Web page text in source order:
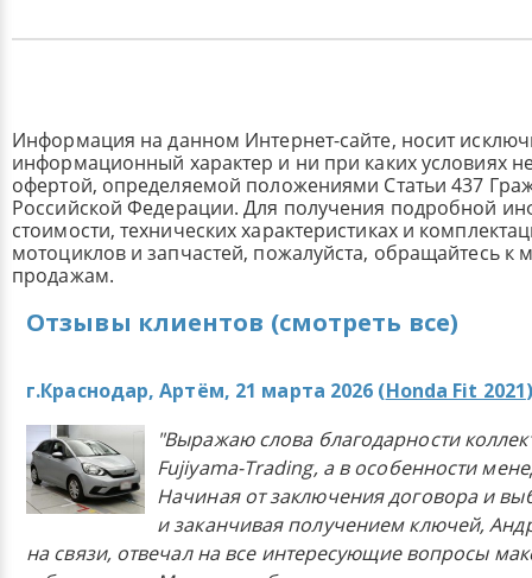
Информация на данном Интернет-сайте, носит
информационный характер и ни при каких условиях
офертой, определяемой положениями Статьи 437
Российской Федерации. Для получения подробной
стоимости, технических характеристиках и
мотоциклов и запчастей, пожалуйста, обращайтесь к
продажам.
Отзывы клиентов (смотреть все)
г.Краснодар, Артём, 21 марта 2026 (Honda Fit 2021
"Выражаю слова благодарности
Fujiyama-Trading, а в особенности
Начиная от заключения договора и
и заканчивая получением ключей,
на связи, отвечал на все интересующие вопросы